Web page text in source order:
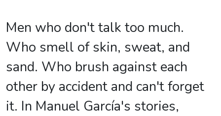
Men who don't talk too much.
Who smell of skin, sweat, and
sand. Who brush against each
other by accident and can't forget
it. In Manuel García's stories,